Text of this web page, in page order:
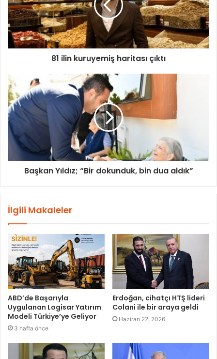
81 ilin kuruyemiş haritası çıktı
Başkan Yıldız; “Bir dokunduk, bin dua aldık”
İlgili Makaleler
ABD’de Başarıyla
Uygulanan Logisar Yatırım
Modeli Türkiye’ye Geliyor
3 hafta önce
Erdoğan, cihatçı HTŞ lideri
Colani ile bir araya geldi
Haziran 22, 2026